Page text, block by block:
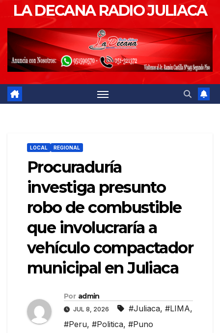
LA DECANA RADIO JULIACA
LOCAL REGIONAL
Procuraduría
investiga presunto
robo de combustible
que involucraría a
vehículo compactador
municipal en Juliaca
Por admin
JUL 8, 2026 #Juliaca, #LIMA,
#Peru, #Politica, #Puno